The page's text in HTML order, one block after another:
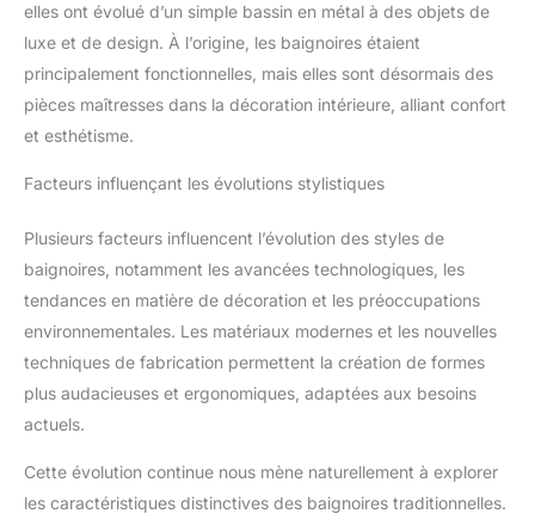
elles ont évolué d’un simple bassin en métal à des objets de
luxe et de design. À l’origine, les baignoires étaient
principalement fonctionnelles, mais elles sont désormais des
pièces maîtresses dans la décoration intérieure, alliant confort
et esthétisme.
Facteurs influençant les évolutions stylistiques
Plusieurs facteurs influencent l’évolution des styles de
baignoires, notamment les avancées technologiques, les
tendances en matière de décoration et les préoccupations
environnementales. Les matériaux modernes et les nouvelles
techniques de fabrication permettent la création de formes
plus audacieuses et ergonomiques, adaptées aux besoins
actuels.
Cette évolution continue nous mène naturellement à explorer
les caractéristiques distinctives des baignoires traditionnelles.